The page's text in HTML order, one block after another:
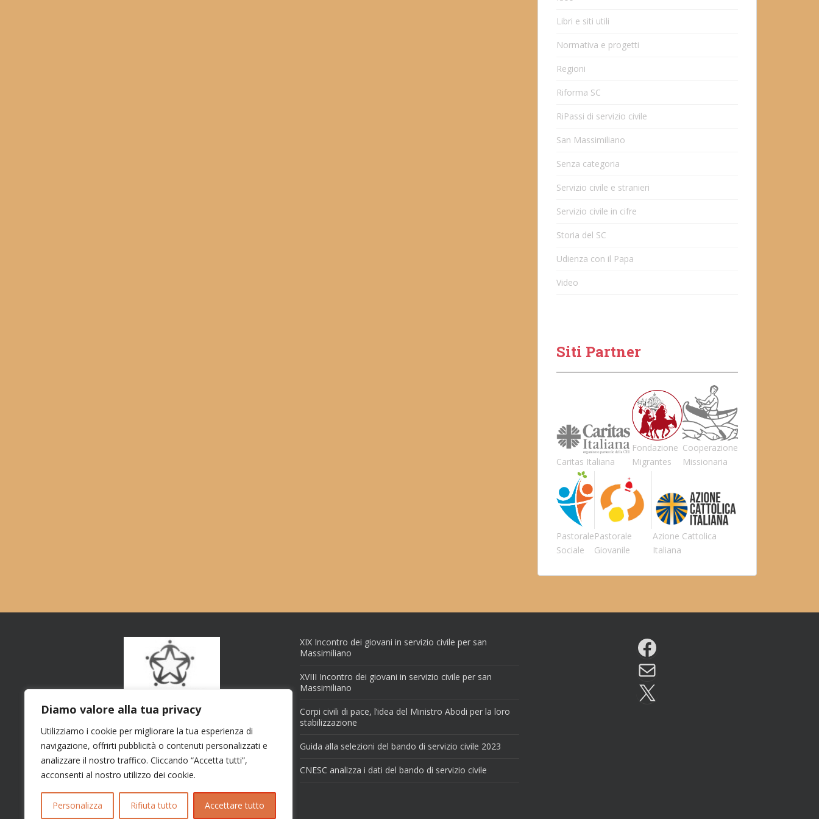
Diamo valore alla tua privacy
Utilizziamo i cookie per migliorare la tua esperienza di
navigazione, offrirti pubblicità o contenuti personalizzati e
analizzare il nostro traffico. Cliccando “Accetta tutti”,
acconsenti al nostro utilizzo dei cookie.
Personalizza Rifiuta tutto Accettare tutto
Libri e siti utili
Normativa e progetti
Regioni
Riforma SC
RiPassi di servizio civile
San Massimiliano
Senza categoria
Servizio civile e stranieri
Servizio civile in cifre
Storia del SC
Udienza con il Papa
Video
Siti Partner
Caritas Italiana
Fondazione
Migrantes
Cooperazione
Missionaria
Pastorale
Sociale
Pastorale
Giovanile
Azione Cattolica
Italiana
XIX Incontro dei giovani in servizio civile per san
Massimiliano
XVIII Incontro dei giovani in servizio civile per san
Massimiliano
Corpi civili di pace, l’idea del Ministro Abodi per la loro
stabilizzazione
Guida alla selezioni del bando di servizio civile 2023
CNESC analizza i dati del bando di servizio civile
Facebook
Email
X